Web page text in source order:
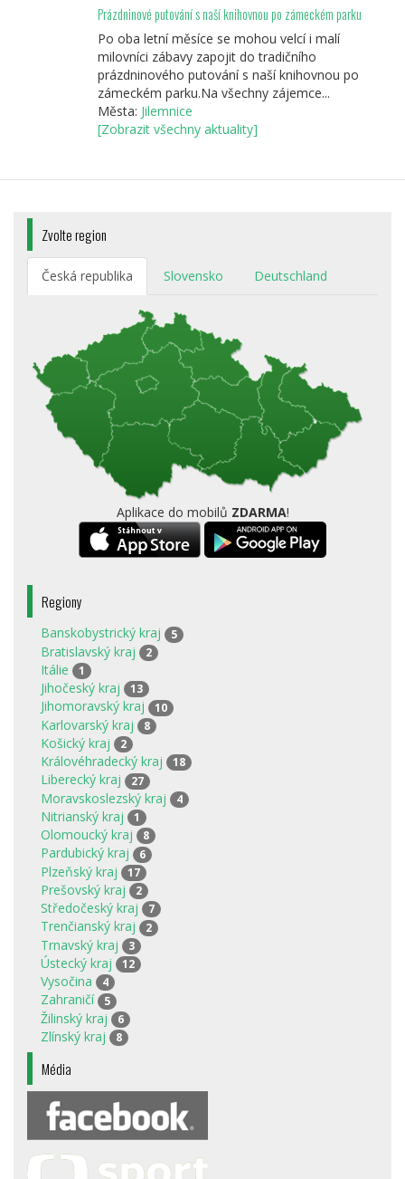
Prázdninové putování s naší knihovnou po zámeckém parku
Po oba letní měsíce se mohou velcí i malí
milovníci zábavy zapojit do tradičního
prázdninového putování s naší knihovnou po
zámeckém parku.Na všechny zájemce...
Města: Jilemnice
[Zobrazit všechny aktuality]
Zvolte region
Česká republika Slovensko Deutschland
Aplikace do mobilů ZDARMA!
Regiony
Banskobystrický kraj 5
Bratislavský kraj 2
Itálie 1
Jihočeský kraj 13
Jihomoravský kraj 10
Karlovarský kraj 8
Košický kraj 2
Královéhradecký kraj 18
Liberecký kraj 27
Moravskoslezský kraj 4
Nitrianský kraj 1
Olomoucký kraj 8
Pardubický kraj 6
Plzeňský kraj 17
Prešovský kraj 2
Středočeský kraj 7
Trenčianský kraj 2
Trnavský kraj 3
Ústecký kraj 12
Vysočina 4
Zahraničí 5
Žilinský kraj 6
Zlínský kraj 8
Média